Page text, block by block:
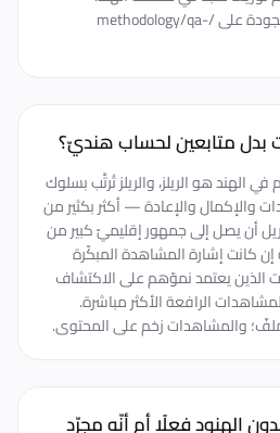
(التفاصيل في إجراء ضمان الجودة على /methodology/qa-
بدل متابعين لحساب هنديّ؟
الهند هو الريلز، والريلز تُرتَّب بسلوك
والإعادة — أكثر بكثير من
أن يصل إلى جمهور إقليميّ كبير من
كانت إشارة المشاهدة المبكّرة
الذين يعتمد نموّهم على الاكتشاف
الرافعة الأكثر مباشرة.
والمشاهدات زخم على المحتوى.
الهنود فعلًا أم أنّه مجرّد